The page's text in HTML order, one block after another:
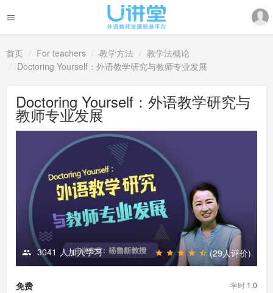
首页 For teachers 教学方法
教学法概论
Doctoring Yourself：外语教学研究与教师专业发展
Doctoring Yourself：外语教学研究与
教师专业发展
3041 人加入学习 (29人评价)
免费 学时 1.0